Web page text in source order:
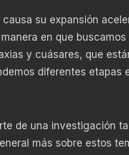
su expansión
en que
y cuásares, que
diferentes etapas
de una investigación
más sobre estos